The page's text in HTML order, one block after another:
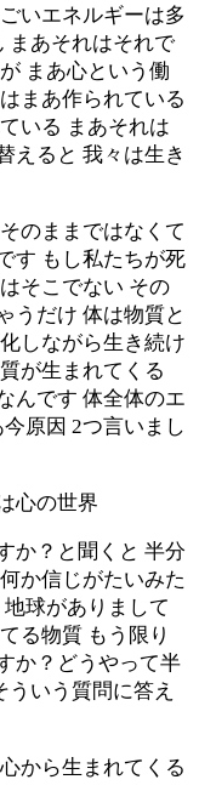
いエネルギーは多
まあそれはそれで
まあ心という働
まあ作られている
いる まあそれは
えると 我々は生き
のままではなくて
す もし私たちが死
そこでない その
うだけ 体は物質と
しながら生き続け
が生まれてくる
んです 体全体のエ
原因 2つ言いまし
心の世界
か？と聞くと 半分
か信じがたいみた
球がありまして
る物質 もう限り
か？どうやって半
いう質問に答え
から生まれてくる